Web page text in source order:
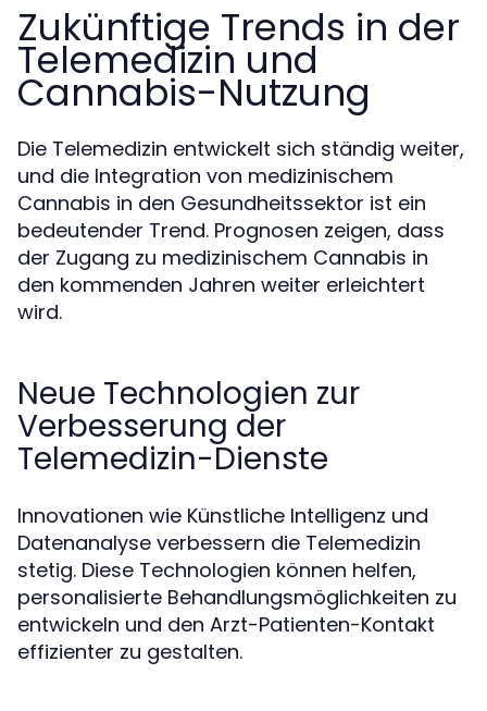
Zukünftige Trends in der
Telemedizin und
Cannabis-Nutzung
Die Telemedizin entwickelt sich ständig weiter,
und die Integration von medizinischem
Cannabis in den Gesundheitssektor ist ein
bedeutender Trend. Prognosen zeigen, dass
der Zugang zu medizinischem Cannabis in
den kommenden Jahren weiter erleichtert
wird.
Neue Technologien zur
Verbesserung der
Telemedizin-Dienste
Innovationen wie Künstliche Intelligenz und
Datenanalyse verbessern die Telemedizin
stetig. Diese Technologien können helfen,
personalisierte Behandlungsmöglichkeiten zu
entwickeln und den Arzt-Patienten-Kontakt
effizienter zu gestalten.